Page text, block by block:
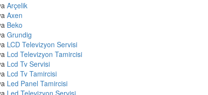
Arçelik
Axen
Beko
Grundig
LCD Televizyon Servisi
Lcd Televizyon Tamircisi
Lcd Tv Servisi
Lcd Tv Tamircisi
Led Panel Tamircisi
Led Televizyon Servisi